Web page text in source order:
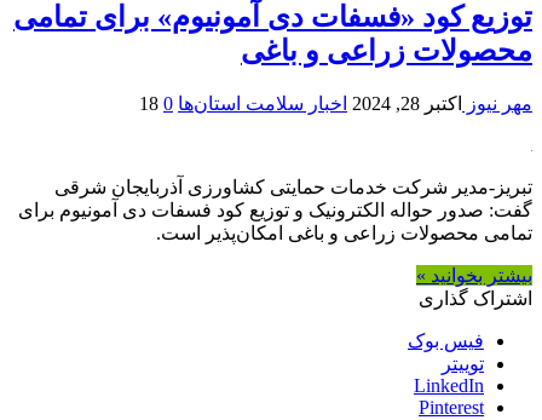
توزیع کود «فسفات دی آمونیوم» برای تمامی
محصولات زراعی و باغی
مهر نیوز اکتبر 28, 2024 اخبار سلامت استان‌ها 0
18
تبریز-مدیر شرکت خدمات حمایتی کشاورزی آذربایجان شرقی
گفت: صدور حواله الکترونیک و توزیع کود فسفات دی آمونیوم برای
تمامی محصولات زراعی و باغی امکان‌پذیر است.
بیشتر بخوانید »
اشتراک گذاری
فیس بوک
توییتر
LinkedIn
Pinterest